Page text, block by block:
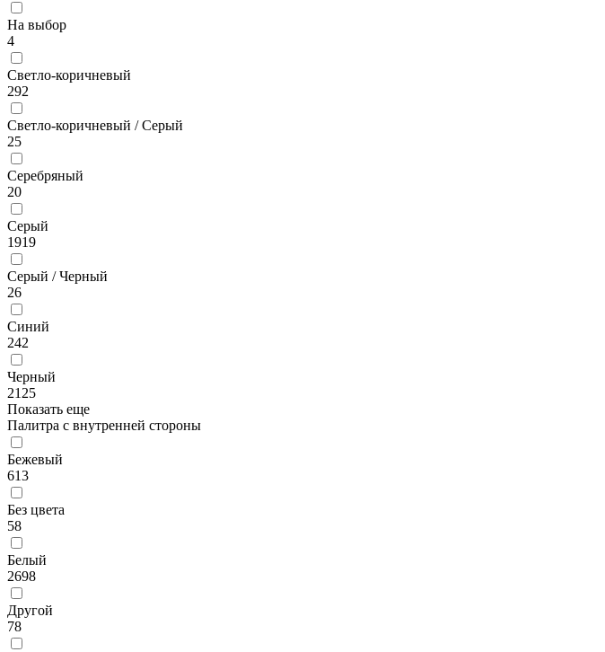
На выбор
4
Светло-коричневый
292
Светло-коричневый / Серый
25
Серебряный
20
Серый
1919
Серый / Черный
26
Синий
242
Черный
2125
Показать еще
Палитра с внутренней стороны
Бежевый
613
Без цвета
58
Белый
2698
Другой
78